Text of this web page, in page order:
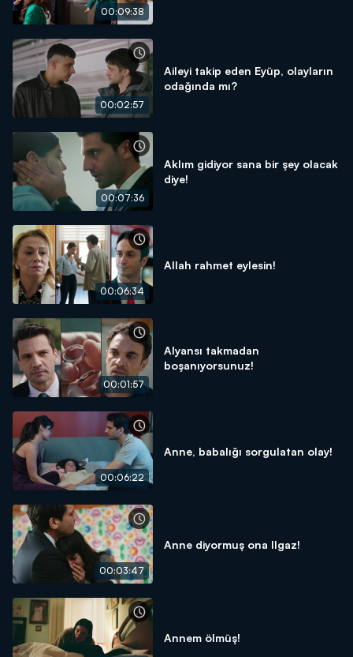
00:09:38
00:02:57
Aileyi takip eden Eyüp, olayların
odağında mı?
00:07:36
Aklım gidiyor sana bir şey olacak
diye!
00:06:34
Allah rahmet eylesin!
00:01:57
Alyansı takmadan
boşanıyorsunuz!
00:06:22
Anne, babalığı sorgulatan olay!
00:03:47
Anne diyormuş ona Ilgaz!
Annem ölmüş!